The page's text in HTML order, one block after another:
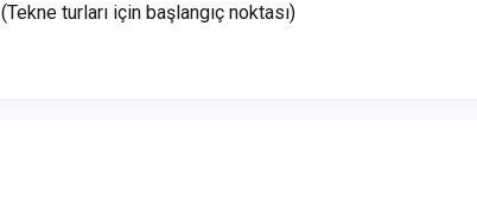
(Tekne turları için başlangıç noktası)